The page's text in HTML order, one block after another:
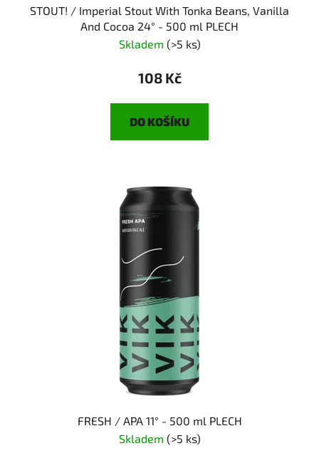
STOUT! / Imperial Stout With Tonka Beans, Vanilla
And Cocoa 24° - 500 ml PLECH
Skladem (>5 ks)
108 Kč
DO KOŠÍKU
FRESH / APA 11° - 500 ml PLECH
Skladem (>5 ks)